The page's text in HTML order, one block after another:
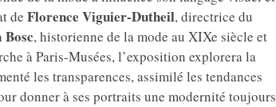
de Florence Viguier-Dutheil, directrice du
, historienne de la mode au XIXe siècle et
à Paris-Musées, l’exposition explorera la
les transparences, assimilé les tendances
donner à ses portraits une modernité toujours